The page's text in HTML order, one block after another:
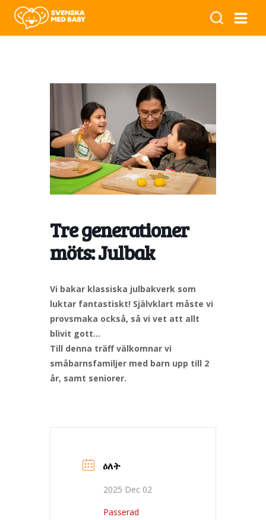
Tre generationer
möts: Julbak
Vi bakar klassiska julbakverk som
luktar fantastiskt! Självklart måste vi
provsmaka också, så vi vet att allt
blivit gott…
Till denna träff välkomnar vi
småbarnsfamiljer med barn upp till 2
år, samt seniorer.
ዕለት
2025 Dec 02
Passerad